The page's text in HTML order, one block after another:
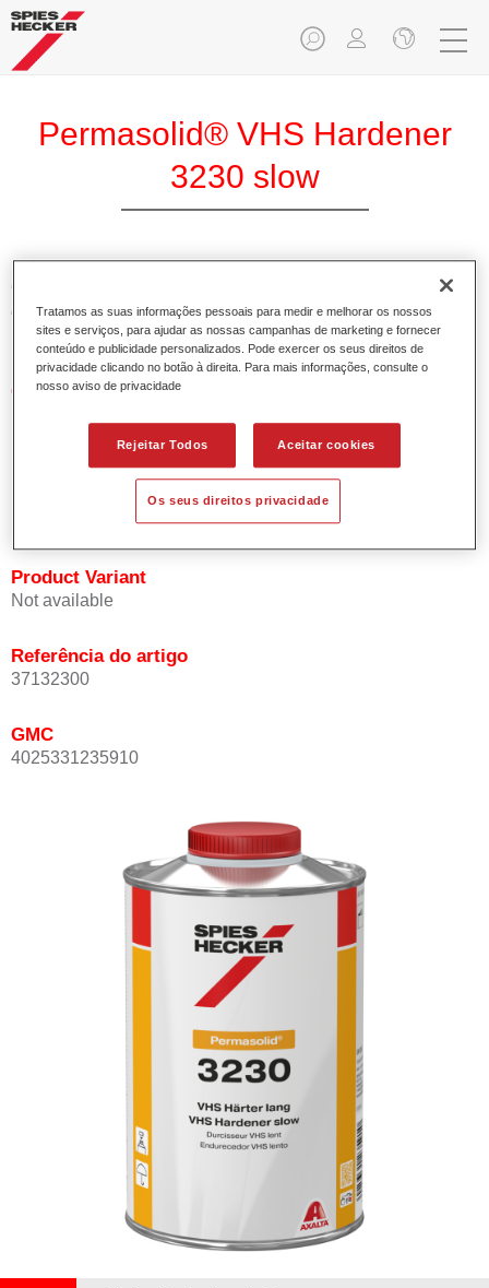
Permasolid® VHS Hardener
3230 slow
O Permasolid Endurecedor VHS 3230 lento permite uma
óptima aplicação para os aparelhos Permasolid HS,
Permasolid Esmalte HS 275 e vernizes HS.
Características do produto
Permite uma aplicação económica e ambientalmente
responsável.
Adequado para a reparação de painéis e pinturas gerais
mesmo a temperaturas ambiente muito elevadas.
Product Variant
Not available
Referência do artigo
37132300
GMC
4025331235910
Tratamos as suas informações pessoais para medir e melhorar os nossos
sites e serviços, para ajudar as nossas campanhas de marketing e fornecer
conteúdo e publicidade personalizados. Pode exercer os seus direitos de
privacidade clicando no botão à direita. Para mais informações, consulte o
nosso aviso de privacidade
Rejeitar Todos Aceitar cookies
Os seus direitos privacidade